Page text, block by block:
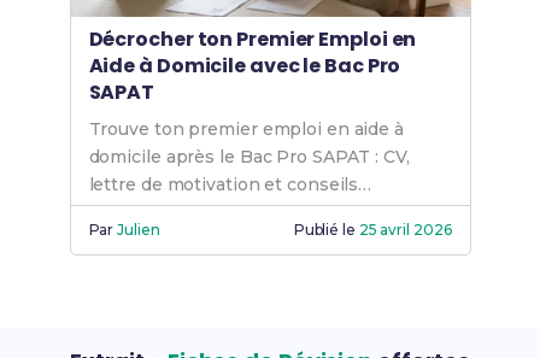
Décrocher ton Premier Emploi en
Aide à Domicile avec le Bac Pro
SAPAT
Trouve ton premier emploi en aide à
domicile après le Bac Pro SAPAT : CV,
lettre de motivation et conseils
d'entretien pour réussir.
ParJulien Publié le 25 avril 2026